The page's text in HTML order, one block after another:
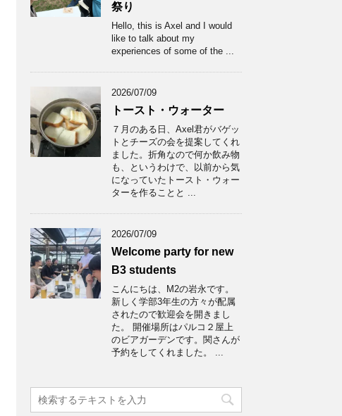
祭り
Hello, this is Axel and I would
like to talk about my
experiences of some of the ...
2026/07/09
トースト・ウォーター
７月のある日、Axel君がバゲッ
トとチーズの会を提案してくれ
ました。折角なので何か飲み物
も、というわけで、以前から気
になっていたトースト・ウォー
ターを作ることと ...
2026/07/09
Welcome party for new
B3 students
こんにちは、M2の岩永です。
新しく学部3年生の方々が配属
されたので歓迎会を開きまし
た。 開催場所はパルコ２屋上
のビアガーデンです。関さんが
予約をしてくれました。 ...